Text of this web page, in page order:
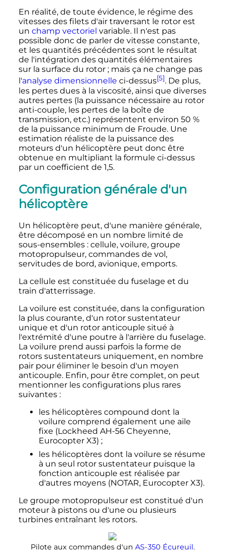
En réalité, de toute évidence, le régime des
vitesses des filets d'air traversant le rotor est
un champ vectoriel variable. Il n'est pas
possible donc de parler de vitesse constante,
et les quantités précédentes sont le résultat
de l'intégration des quantités élémentaires
sur la surface du rotor ; mais ça ne change pas
l'analyse dimensionnelle ci-dessus[5]. De plus,
les pertes dues à la viscosité, ainsi que diverses
autres pertes (la puissance nécessaire au rotor
anti-couple, les pertes de la boîte de
transmission, etc.) représentent environ 50 %
de la puissance minimum de Froude. Une
estimation réaliste de la puissance des
moteurs d'un hélicoptère peut donc être
obtenue en multipliant la formule ci-dessus
par un coefficient de 1,5.
Configuration générale d'un
hélicoptère
Un hélicoptère peut, d'une manière générale,
être décomposé en un nombre limité de
sous-ensembles : cellule, voilure, groupe
motopropulseur, commandes de vol,
servitudes de bord, avionique, emports.
La cellule est constituée du fuselage et du
train d'atterrissage.
La voilure est constituée, dans la configuration
la plus courante, d'un rotor sustentateur
unique et d'un rotor anticouple situé à
l'extrémité d'une poutre à l'arrière du fuselage.
La voilure prend aussi parfois la forme de
rotors sustentateurs uniquement, en nombre
pair pour éliminer le besoin d'un moyen
anticouple. Enfin, pour être complet, on peut
mentionner les configurations plus rares
suivantes :
les hélicoptères compound dont la
voilure comprend également une aile
fixe (Lockheed AH-56 Cheyenne,
Eurocopter X3) ;
les hélicoptères dont la voilure se résume
à un seul rotor sustentateur puisque la
fonction anticouple est réalisée par
d'autres moyens (NOTAR, Eurocopter X3).
Le groupe motopropulseur est constitué d'un
moteur à pistons ou d'une ou plusieurs
turbines entraînant les rotors.
Pilote aux commandes d'un AS-350 Écureuil.